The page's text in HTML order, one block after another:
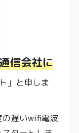
信会社に
」と申しま
の遅いwifi電波